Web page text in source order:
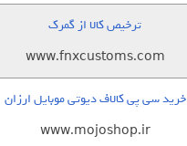
ترخیص کالا از گمرک
www.fnxcustoms.com
خرید سی پی کالاف دیوتی موبایل ارزان
www.mojoshop.ir